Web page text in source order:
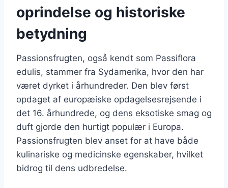
oprindelse og historiske
betydning
Passionsfrugten, også kendt som Passiflora
edulis, stammer fra Sydamerika, hvor den har
været dyrket i århundreder. Den blev først
opdaget af europæiske opdagelsesrejsende i
det 16. århundrede, og dens eksotiske smag og
duft gjorde den hurtigt populær i Europa.
Passionsfrugten blev anset for at have både
kulinariske og medicinske egenskaber, hvilket
bidrog til dens udbredelse.